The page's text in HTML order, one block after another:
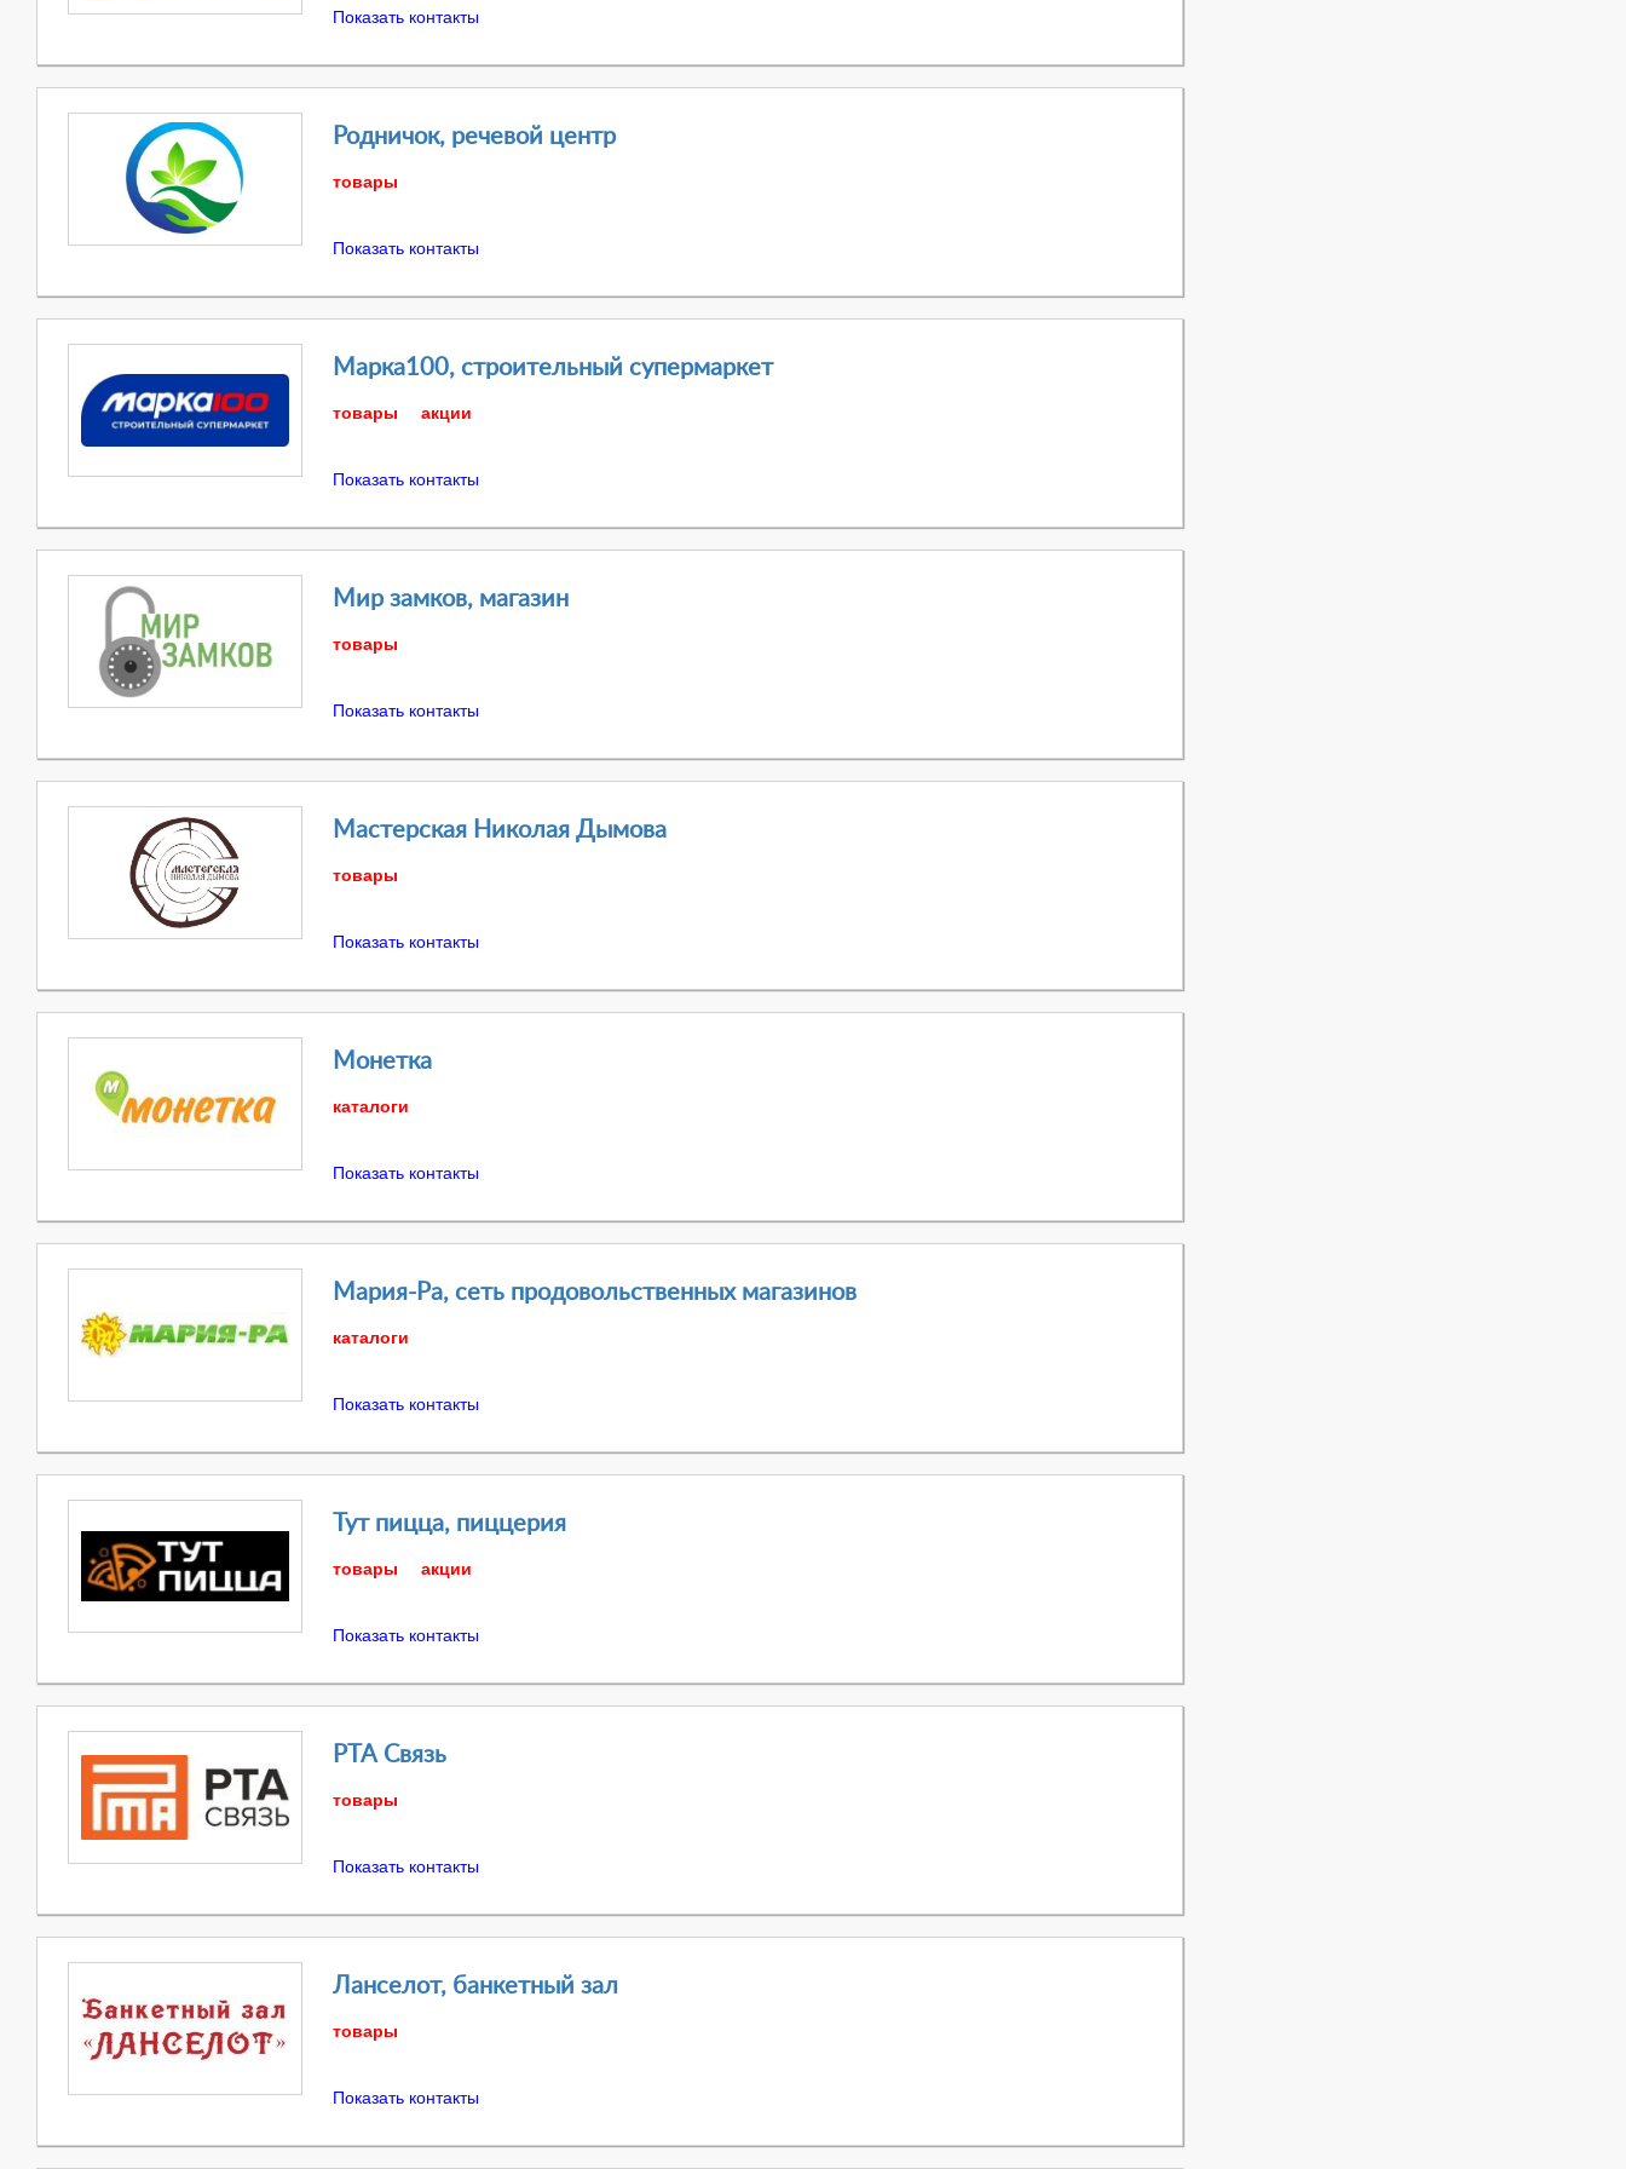
Показать контакты
Родничок, речевой центр
товары
Показать контакты
Марка100, строительный супермаркет
товары
акции
Показать контакты
Мир замков, магазин
товары
Показать контакты
Мастерская Николая Дымова
товары
Показать контакты
Монетка
каталоги
Показать контакты
Мария-Ра, сеть продовольственных магазинов
каталоги
Показать контакты
Тут пицца, пиццерия
товары
акции
Показать контакты
РТА Связь
товары
Показать контакты
Ланселот, банкетный зал
товары
Показать контакты